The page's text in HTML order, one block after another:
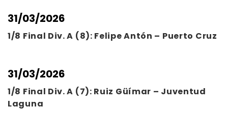
31/03/2026
1/8 Final Div. A (8): Felipe Antón – Puerto Cruz
31/03/2026
1/8 Final Div. A (7): Ruiz Güímar – Juventud
Laguna